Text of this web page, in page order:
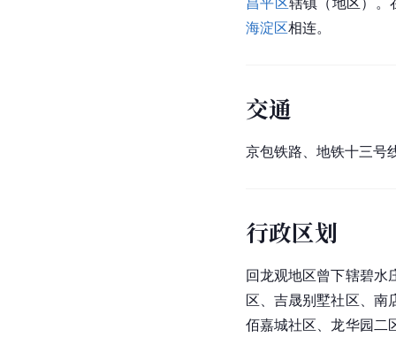
海淀区相连。
交通
京包铁路、地铁十三号
行政区划
回龙观地区曾下辖碧水
区、吉晟别墅社区、南
佰嘉城社区、龙华园二